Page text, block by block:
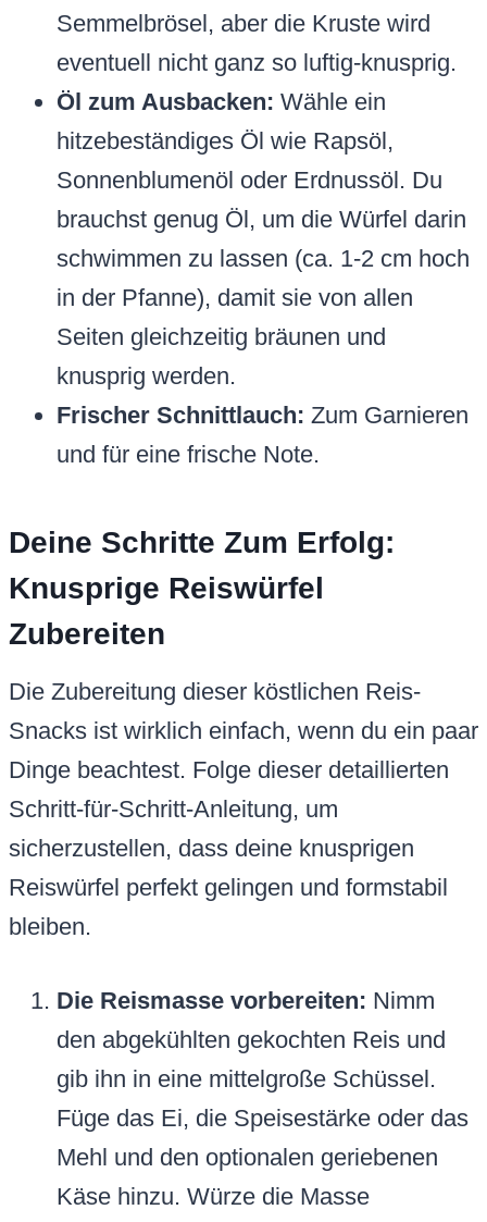
Semmelbrösel, aber die Kruste wird
eventuell nicht ganz so luftig-knusprig.
Öl zum Ausbacken: Wähle ein
hitzebeständiges Öl wie Rapsöl,
Sonnenblumenöl oder Erdnussöl. Du
brauchst genug Öl, um die Würfel darin
schwimmen zu lassen (ca. 1-2 cm hoch
in der Pfanne), damit sie von allen
Seiten gleichzeitig bräunen und
knusprig werden.
Frischer Schnittlauch: Zum Garnieren
und für eine frische Note.
Deine Schritte Zum Erfolg:
Knusprige Reiswürfel
Zubereiten
Die Zubereitung dieser köstlichen Reis-
Snacks ist wirklich einfach, wenn du ein paar
Dinge beachtest. Folge dieser detaillierten
Schritt-für-Schritt-Anleitung, um
sicherzustellen, dass deine knusprigen
Reiswürfel perfekt gelingen und formstabil
bleiben.
Die Reismasse vorbereiten: Nimm
den abgekühlten gekochten Reis und
gib ihn in eine mittelgroße Schüssel.
Füge das Ei, die Speisestärke oder das
Mehl und den optionalen geriebenen
Käse hinzu. Würze die Masse